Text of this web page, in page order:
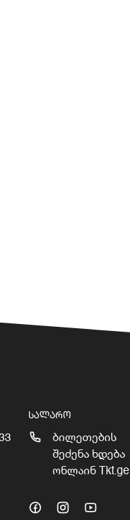
ᲡᲐᲚᲐᲠᲝ
ბილეთების
შეძენა ხდება
ონლაინ Tkt.ge